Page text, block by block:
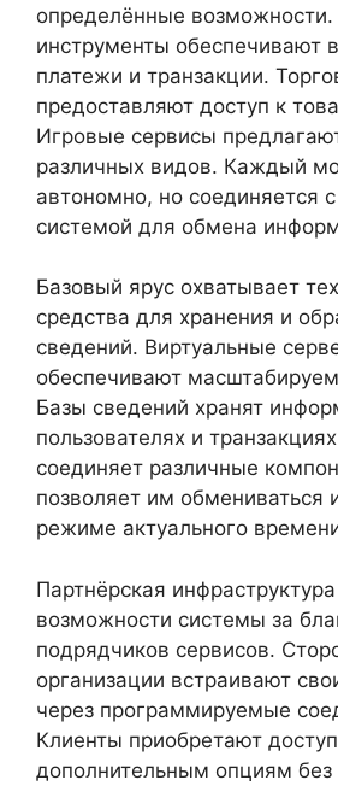
определённые
инструменты обеспечивают
платежи и транзакции.
предоставляют доступ к
Игровые сервисы
различных видов. Каждый
автономно, но соединяется
системой для обмена
Базовый ярус охватывает
средства для хранения и
сведений. Виртуальные
обеспечивают
Базы сведений хранят
пользователях и
соединяет различные
позволяет им обмениваться
режиме актуального
Партнёрская
возможности системы за
подрядчиков сервисов.
организации встраивают
через программируемые
Клиенты приобретают
дополнительным опциям без